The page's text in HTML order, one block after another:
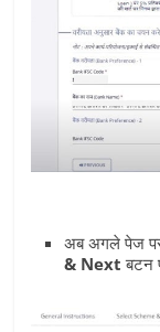
अब अगले पेज
& Next बटन